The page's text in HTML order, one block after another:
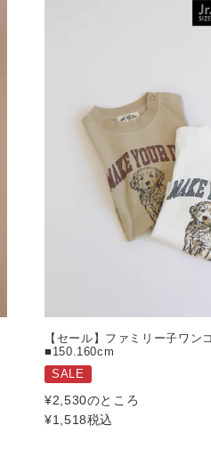
【セール】ファミリー子ワン
■150.160cm
SALE
¥2,530のところ
¥1,518税込